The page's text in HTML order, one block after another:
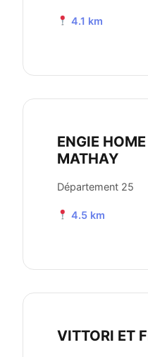
4.1 km
ENGIE
MATHAY
Département 25
4.5 km
VITTORI ET